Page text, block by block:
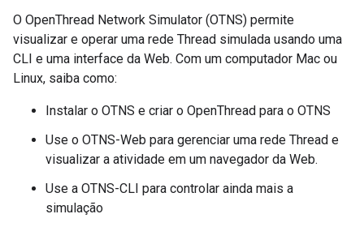
O OpenThread Network Simulator (OTNS) permite
visualizar e operar uma rede Thread simulada usando uma
CLI e uma interface da Web. Com um computador Mac ou
Linux, saiba como:
Instalar o OTNS e criar o OpenThread para o OTNS
Use o OTNS-Web para gerenciar uma rede Thread e
visualizar a atividade em um navegador da Web.
Use a OTNS-CLI para controlar ainda mais a
simulação